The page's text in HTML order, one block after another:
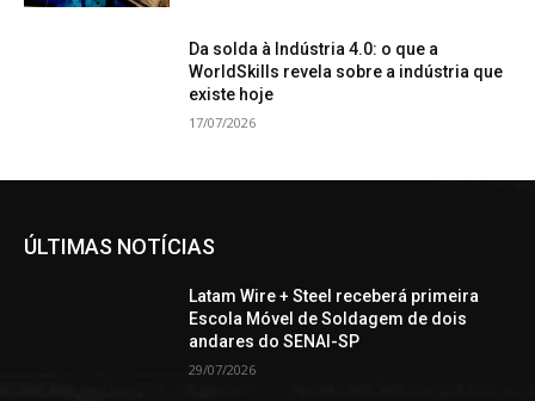
Da solda à Indústria 4.0: o que a
WorldSkills revela sobre a indústria que
existe hoje
17/07/2026
ÚLTIMAS NOTÍCIAS
Latam Wire + Steel receberá primeira
Escola Móvel de Soldagem de dois
andares do SENAI-SP
29/07/2026